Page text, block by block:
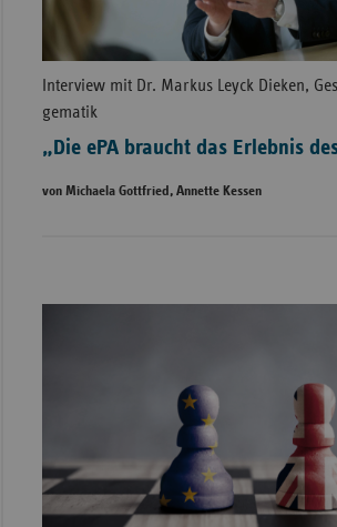
Interview mit Dr. Markus Leyck Dieken,
gematik
„Die ePA braucht das Erlebnis
von Michaela Gottfried, Annette Kessen